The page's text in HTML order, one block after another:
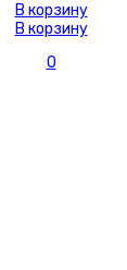
В корзину
В корзину
0